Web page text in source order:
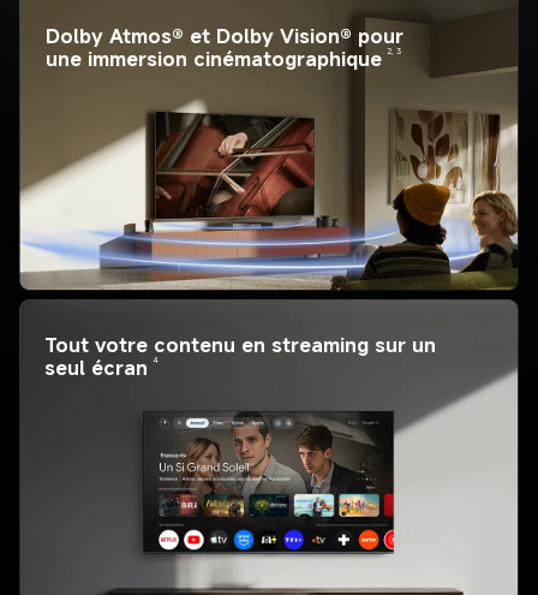
Dolby Atmos® et Dolby Vision® pour
une immersion cinématographique 2, 3
Tout votre contenu en streaming sur un
seul écran 4